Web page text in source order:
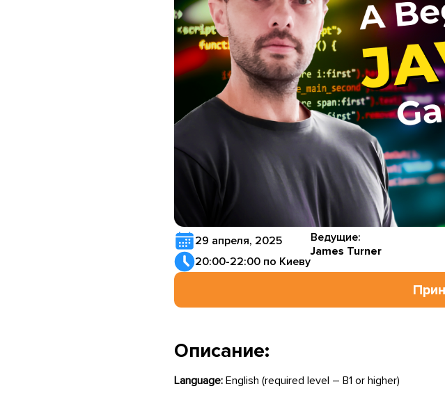
29 апреля, 2025
20:00-22:00 по Киеву
Ведущие:
James Turner
Описание:
Language:English (required level – B1 or higher)